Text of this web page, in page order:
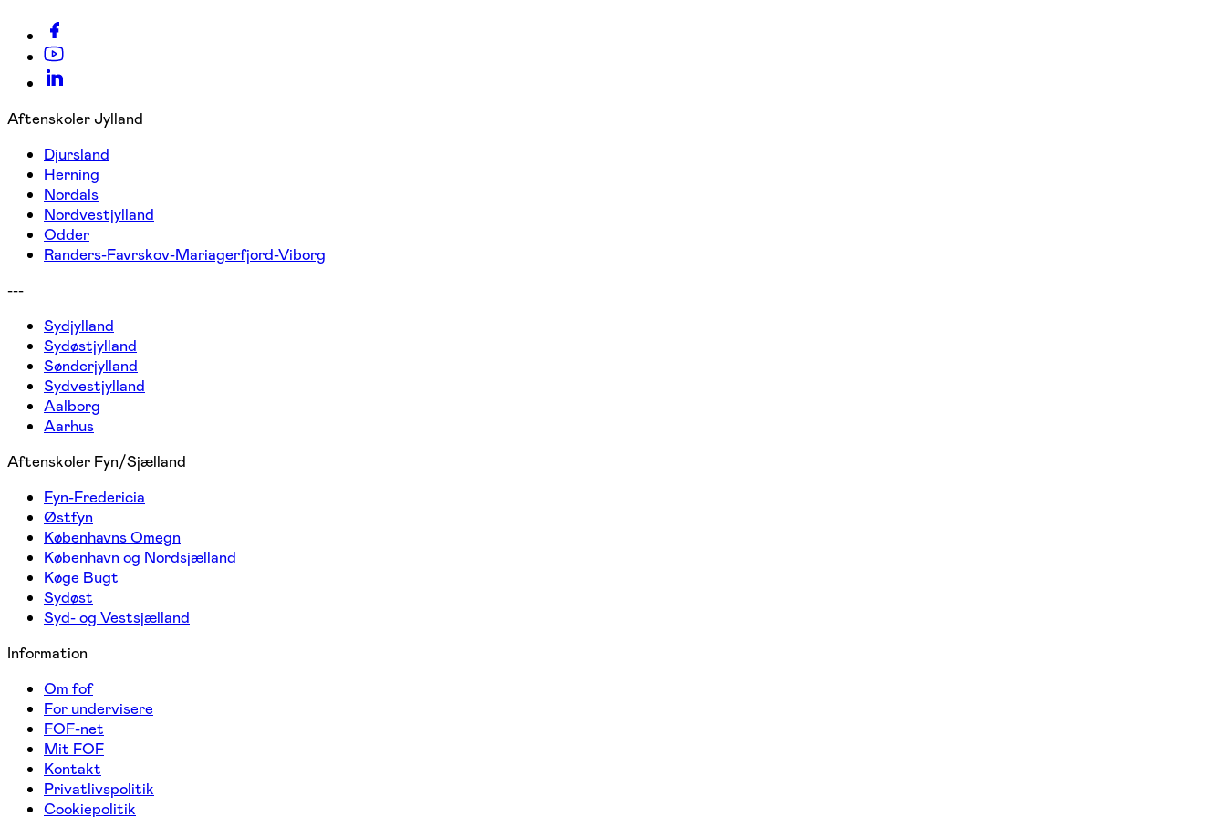
Aftenskoler Jylland
Djursland
Herning
Nordals
Nordvestjylland
Odder
Randers-Favrskov-Mariagerfjord-Viborg
---
Sydjylland
Sydøstjylland
Sønderjylland
Sydvestjylland
Aalborg
Aarhus
Aftenskoler Fyn/Sjælland
Fyn-Fredericia
Østfyn
Københavns Omegn
København og Nordsjælland
Køge Bugt
Sydøst
Syd- og Vestsjælland
Information
Om fof
For undervisere
FOF-net
Mit FOF
Kontakt
Privatlivspolitik
Cookiepolitik